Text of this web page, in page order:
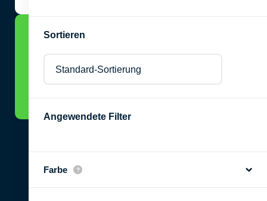
Sortieren
Angewendete Filter
Farbe
ZU DEN KUNSTKURSEN